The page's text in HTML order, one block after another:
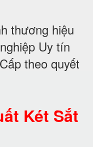
thương hiệu
Uy tín
theo quyết
Két Sắt